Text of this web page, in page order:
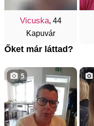
Vicuska, 44
Kapuvár
Őket már láttad?
5